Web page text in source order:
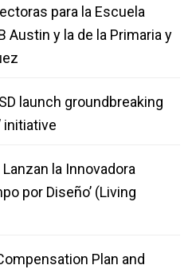
para la Escuela
Austin y la de la Primaria y
launch groundbreaking
initiative
Lanzan la Innovadora
por Diseño’ (Living
Plan and